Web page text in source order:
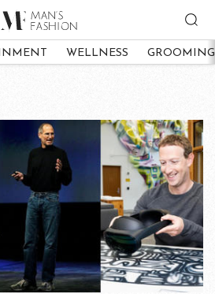
WELLNESS GROOMING